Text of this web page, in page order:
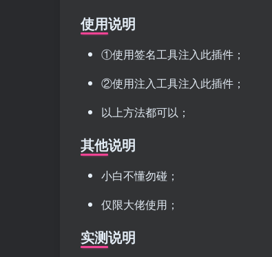
使用说明
①使用签名工具注入此插件；
②使用注入工具注入此插件；
以上方法都可以；
其他说明
小白不懂勿碰；
仅限大佬使用；
实测说明